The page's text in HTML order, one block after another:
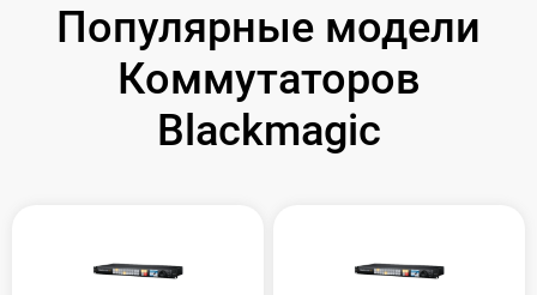
Популярные модели
Коммутаторов
Blackmagic